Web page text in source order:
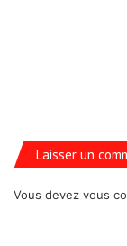
Laisser un
Vous devez vous